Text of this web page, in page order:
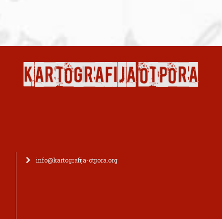
info@kartografija-otpora.org